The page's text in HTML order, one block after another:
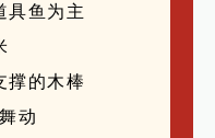
具鱼为主
撑的木棒
动